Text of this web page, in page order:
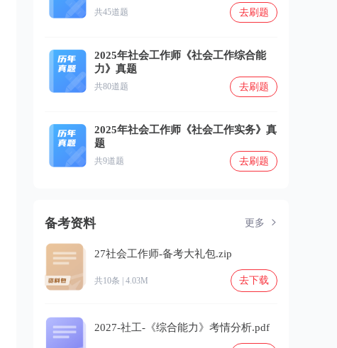
共45道题 去刷题
2025年社会工作师《社会工作综合能
力》真题
共80道题 去刷题
2025年社会工作师《社会工作实务》真
题
共9道题 去刷题
备考资料 更多
27社会工作师-备考大礼包.zip
共10条 | 4.03M 去下载
2027-社工-《综合能力》考情分析.pdf